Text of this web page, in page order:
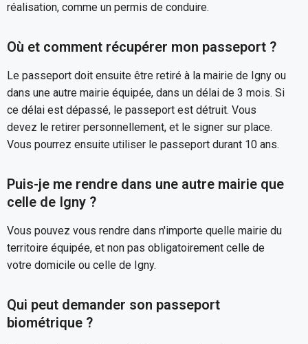
réalisation, comme un permis de conduire.
Où et comment récupérer mon passeport ?
Le passeport doit ensuite être retiré à la mairie de Igny ou
dans une autre mairie équipée, dans un délai de 3 mois. Si
ce délai est dépassé, le passeport est détruit. Vous
devez le retirer personnellement, et le signer sur place.
Vous pourrez ensuite utiliser le passeport durant 10 ans.
Puis-je me rendre dans une autre mairie que
celle de Igny ?
Vous pouvez vous rendre dans n'importe quelle mairie du
territoire équipée, et non pas obligatoirement celle de
votre domicile ou celle de Igny.
Qui peut demander son passeport
biométrique ?